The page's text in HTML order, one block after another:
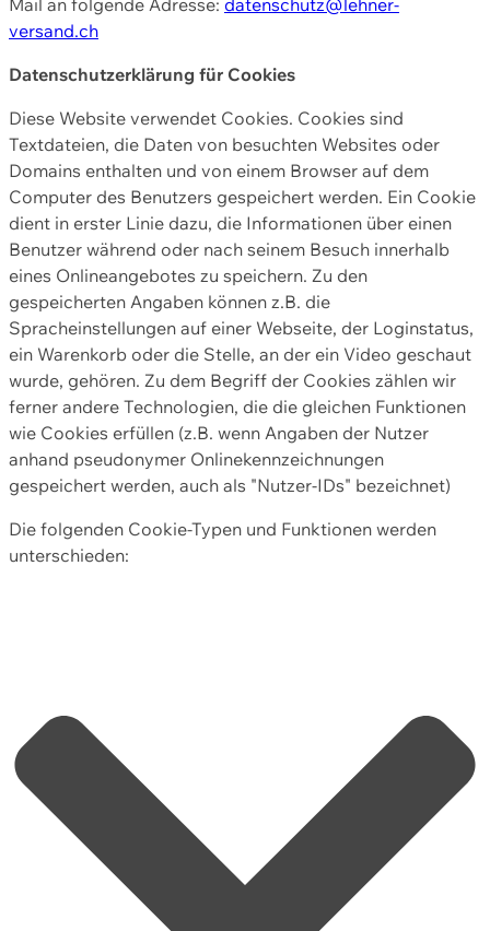
versand.ch
Datenschutzerklärung für Cookies
Diese Website verwendet Cookies. Cookies sind
Textdateien, die Daten von besuchten Websites oder
Domains enthalten und von einem Browser auf dem
Computer des Benutzers gespeichert werden. Ein Cookie
dient in erster Linie dazu, die Informationen über einen
Benutzer während oder nach seinem Besuch innerhalb
eines Onlineangebotes zu speichern. Zu den
gespeicherten Angaben können z.B. die
Spracheinstellungen auf einer Webseite, der Loginstatus,
ein Warenkorb oder die Stelle, an der ein Video geschaut
wurde, gehören. Zu dem Begriff der Cookies zählen wir
ferner andere Technologien, die die gleichen Funktionen
wie Cookies erfüllen (z.B. wenn Angaben der Nutzer
anhand pseudonymer Onlinekennzeichnungen
gespeichert werden, auch als "Nutzer-IDs" bezeichnet)
Die folgenden Cookie-Typen und Funktionen werden
unterschieden: